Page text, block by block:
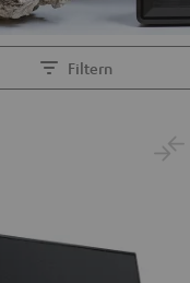
Filtern